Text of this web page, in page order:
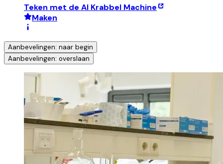
Teken met de AI Krabbel Machine
Maken
Aanbevelingen: naar begin
Aanbevelingen: overslaan